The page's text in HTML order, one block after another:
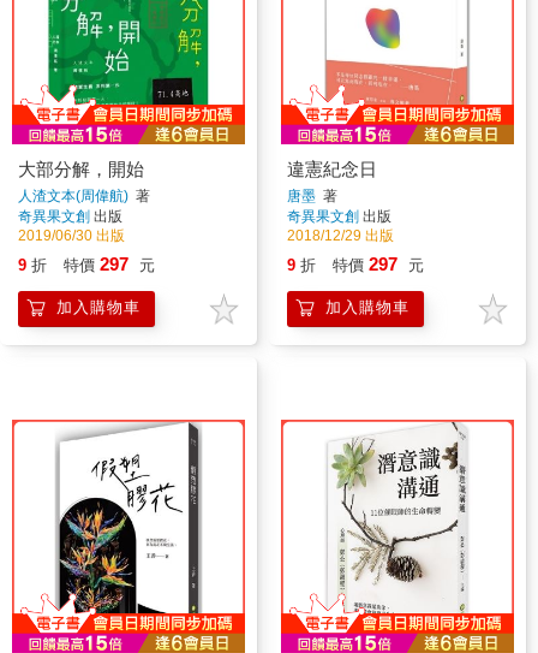
大部分解，開始
人渣文本(周偉航) 著
奇異果文創 出版
2019/06/30 出版
9 折 特價 297 元
加入購物車
違憲紀念日
唐墨 著
奇異果文創 出版
2018/12/29 出版
9 折 特價 297 元
加入購物車